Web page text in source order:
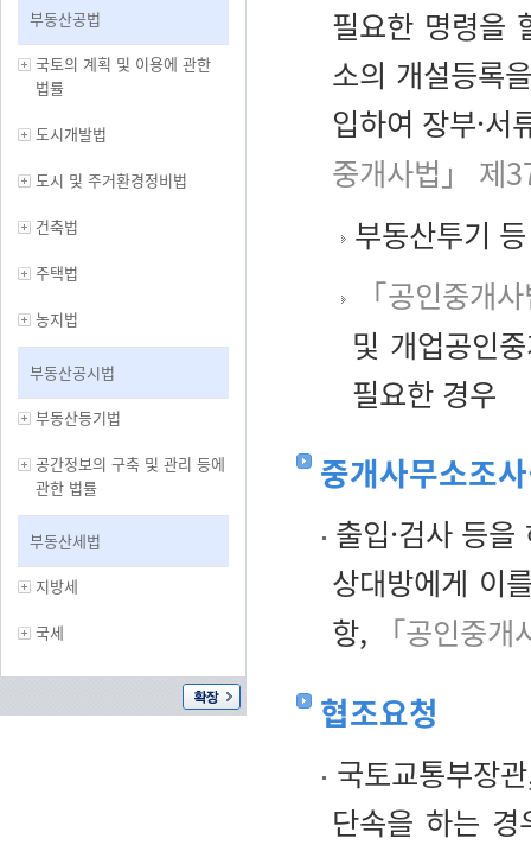
부동산공법
국토의 계획 및 이용에 관한
법률
도시개발법
도시 및 주거환경정비법
건축법
주택법
농지법
부동산공시법
부동산등기법
공간정보의 구축 및 관리 등에
관한 법률
부동산세법
지방세
국세
필요한 명령을
소의 개설등록
입하여 장부·
중개사법」 제
부동산투기
「공인중개
및 개업공인
필요한 경우
중개사무소조
출입·검사 등
상대방에게 이
항,
「공인중
협조요청
국토교통부장
단속을 하는